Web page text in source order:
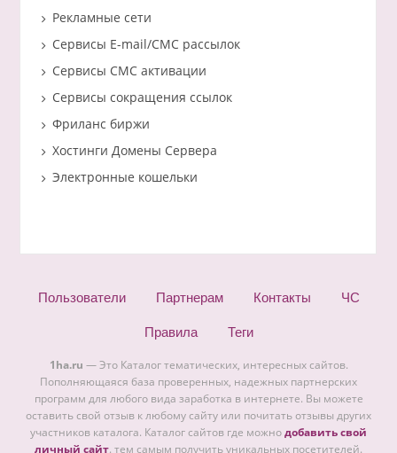
Рекламные сети
Сервисы E-mail/СМС рассылок
Сервисы СМС активации
Сервисы сокращения ссылок
Фриланс биржи
Хостинги Домены Сервера
Электронные кошельки
Пользователи Партнерам Контакты ЧС
Правила Теги
1ha.ru — Это Каталог тематических, интересных сайтов.
Пополняющаяся база проверенных, надежных партнерских
программ для любого вида заработка в интернете. Вы можете
оставить свой отзыв к любому сайту или почитать отзывы других
участников каталога. Каталог сайтов где можнодобавить свой
личный сайт. тем самым получить уникальных посетителей.